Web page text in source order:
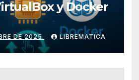
y Docker
DE 2025 LIBREMATICA